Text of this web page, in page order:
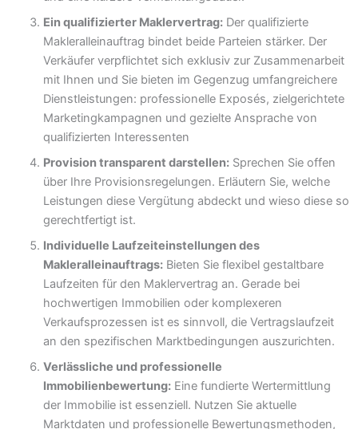
Ein qualifizierter Maklervertrag:Der qualifizierte
Makleralleinauftrag bindet beide Parteien stärker. Der
Verkäufer verpflichtet sich exklusiv zur Zusammenarbeit
mit Ihnen und Sie bieten im Gegenzug umfangreichere
Dienstleistungen: professionelle Exposés, zielgerichtete
Marketingkampagnen und gezielte Ansprache von
qualifizierten Interessenten
Provision transparent darstellen:Sprechen Sie offen
über Ihre Provisionsregelungen. Erläutern Sie, welche
Leistungen diese Vergütung abdeckt und wieso diese so
gerechtfertigt ist.
Individuelle Laufzeiteinstellungen des
Makleralleinauftrags:Bieten Sie flexibel gestaltbare
Laufzeiten für den Maklervertrag an. Gerade bei
hochwertigen Immobilien oder komplexeren
Verkaufsprozessen ist es sinnvoll, die Vertragslaufzeit
an den spezifischen Marktbedingungen auszurichten.
Verlässliche und professionelle
Immobilienbewertung:Eine fundierte Wertermittlung
der Immobilie ist essenziell. Nutzen Sie aktuelle
Marktdaten und professionelle Bewertungsmethoden,